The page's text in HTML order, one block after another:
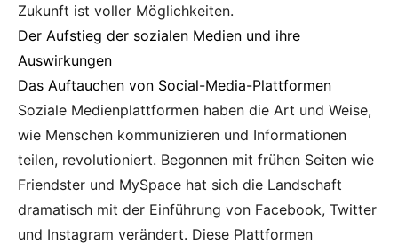
Zukunft ist voller Möglichkeiten.
Der Aufstieg der sozialen Medien und ihre
Auswirkungen
Das Auftauchen von Social-Media-Plattformen
Soziale Medienplattformen haben die Art und Weise,
wie Menschen kommunizieren und Informationen
teilen, revolutioniert. Begonnen mit frühen Seiten wie
Friendster und MySpace hat sich die Landschaft
dramatisch mit der Einführung von Facebook, Twitter
und Instagram verändert. Diese Plattformen